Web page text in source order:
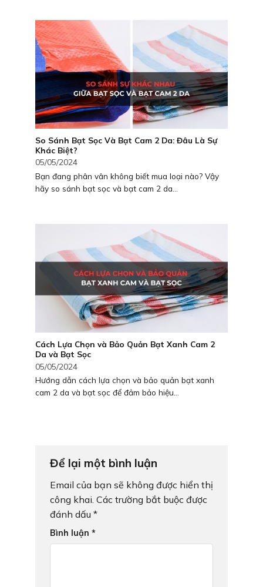
So Sánh Bạt Sọc Và Bạt Cam 2 Da: Đâu Là Sự
Khác Biệt?
05/05/2024
Bạn đang phân vân không biết mua loại nào? Vậy
hãy so sánh bạt sọc và bạt cam 2 da...
Cách Lựa Chọn và Bảo Quản Bạt Xanh Cam 2
Da và Bạt Sọc
05/05/2024
Hướng dẫn cách lựa chọn và bảo quản bạt xanh
cam 2 da và bạt sọc để đảm bảo hiệu...
Để lại một bình luận
Email của bạn sẽ không được hiển thị
công khai. Các trường bắt buộc được
đánh dấu *
Bình luận *